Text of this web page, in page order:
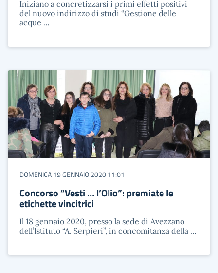
Iniziano a concretizzarsi i primi effetti positivi
del nuovo indirizzo di studi “Gestione delle
acque …
DOMENICA 19 GENNAIO 2020 11:01
Concorso “Vesti … l’Olio”: premiate le
etichette vincitrici
Il 18 gennaio 2020, presso la sede di Avezzano
dell’Istituto “A. Serpieri”, in concomitanza della …